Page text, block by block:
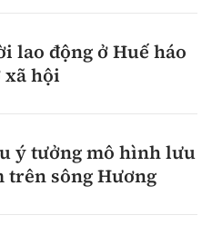
lao động ở Huế háo
xã hội
ý tưởng mô hình lưu
sông Hương